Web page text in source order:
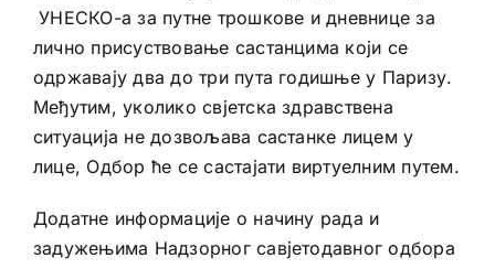
УНЕСКО-а за путне трошкове и дневнице за
лично присуствовање састанцима који се
одржавају два до три пута годишње у Паризу.
Међутим, уколико свјетска здравствена
ситуација не дозвољава састанке лицем у
лице, Одбор ће се састајати виртуелним путем.
Додатне информације о начину рада и
задужењима Надзорног савјетодавног одбора